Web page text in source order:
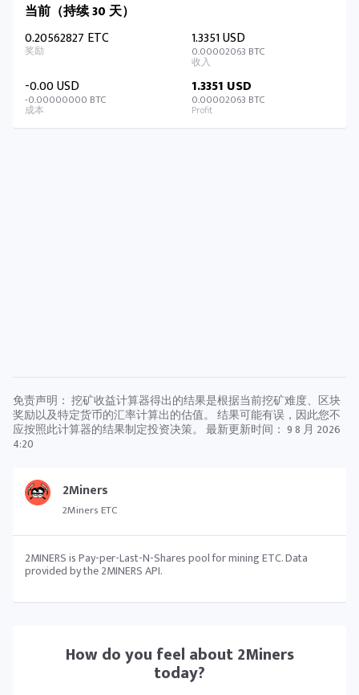
2Miners
2Miners ETC
2MINERS is Pay-per-Last-N-Shares pool for mining ETC. Data
provided by the 2MINERS API.
How do you feel about2Miners
today?
当前（持续 30 天）
0.20562827 ETC
1.3351 USD
0.00002063 BTC
-0.00 USD
-0.00000000 BTC
1.3351 USD
0.00002063 BTC
免责声明： 挖矿收益计算器得出的结果是根据当前挖矿难度、区块
奖励以及特定货币的汇率计算出的估值。 结果可能有误，因此您不
应按照此计算器的结果制定投资决策。 最新更新时间： 9 8 月 2026
4:20